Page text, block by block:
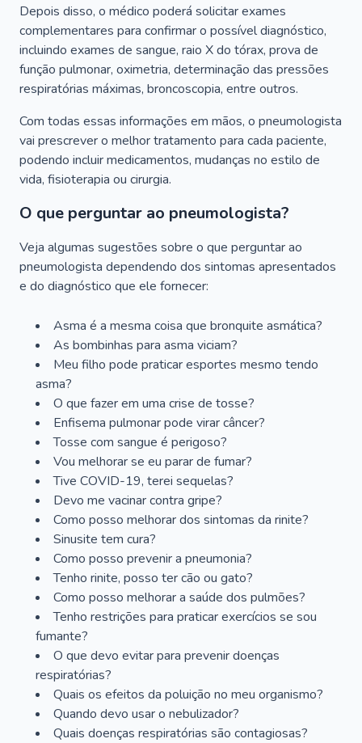
Depois disso, o médico poderá solicitar exames
complementares para confirmar o possível diagnóstico,
incluindo exames de sangue, raio X do tórax, prova de
função pulmonar, oximetria, determinação das pressões
respiratórias máximas, broncoscopia, entre outros.
Com todas essas informações em mãos, o pneumologista
vai prescrever o melhor tratamento para cada paciente,
podendo incluir medicamentos, mudanças no estilo de
vida, fisioterapia ou cirurgia.
O que perguntar ao pneumologista?
Veja algumas sugestões sobre o que perguntar ao
pneumologista dependendo dos sintomas apresentados
e do diagnóstico que ele fornecer:
Asma é a mesma coisa que bronquite asmática?
As bombinhas para asma viciam?
Meu filho pode praticar esportes mesmo tendo
asma?
O que fazer em uma crise de tosse?
Enfisema pulmonar pode virar câncer?
Tosse com sangue é perigoso?
Vou melhorar se eu parar de fumar?
Tive COVID-19, terei sequelas?
Devo me vacinar contra gripe?
Como posso melhorar dos sintomas da rinite?
Sinusite tem cura?
Como posso prevenir a pneumonia?
Tenho rinite, posso ter cão ou gato?
Como posso melhorar a saúde dos pulmões?
Tenho restrições para praticar exercícios se sou
fumante?
O que devo evitar para prevenir doenças
respiratórias?
Quais os efeitos da poluição no meu organismo?
Quando devo usar o nebulizador?
Quais doenças respiratórias são contagiosas?